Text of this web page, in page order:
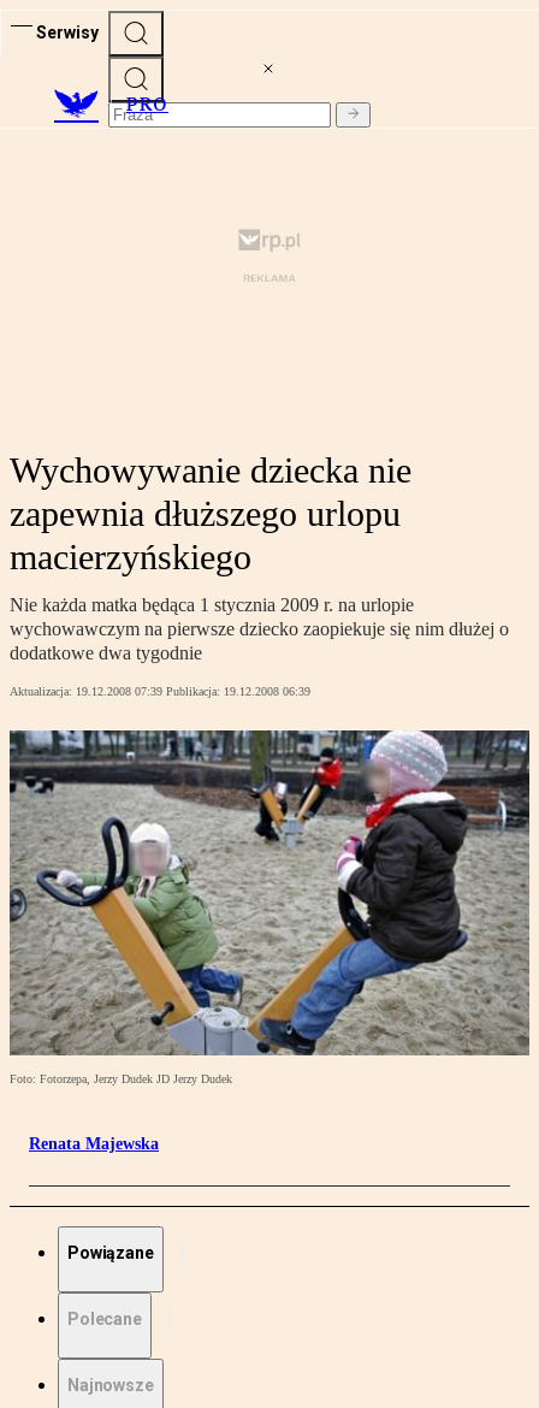
Serwisy
PRO
Wychowywanie dziecka nie
zapewnia dłuższego urlopu
macierzyńskiego
Nie każda matka będąca 1 stycznia 2009 r. na urlopie
wychowawczym na pierwsze dziecko zaopiekuje się nim dłużej o
dodatkowe dwa tygodnie
Aktualizacja: 19.12.2008 07:39 Publikacja: 19.12.2008 06:39
Foto: Fotorzepa, Jerzy Dudek JD Jerzy Dudek
Renata Majewska
Powiązane
Polecane
Najnowsze